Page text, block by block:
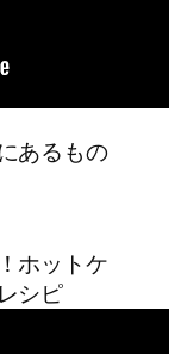
あるもの
ホットケ
シピ